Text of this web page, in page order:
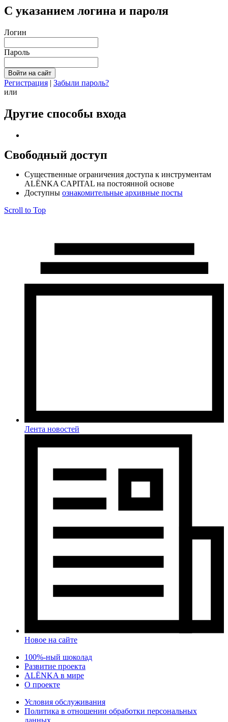
С указанием логина и пароля
Логин
Пароль
Регистрация | Забыли пароль?
или
Другие способы входа
Свободный доступ
Cущественные ограничения доступа к инструментам
ALЁNKA CAPITAL на постоянной основе
Доступны ознакомительные архивные посты
Scroll to Top
Лента новостей
Новое на сайте
100%-ный шоколад
Развитие проекта
ALЁNKA в мире
О проекте
Условия обслуживания
Политика в отношении обработки персональных
данных